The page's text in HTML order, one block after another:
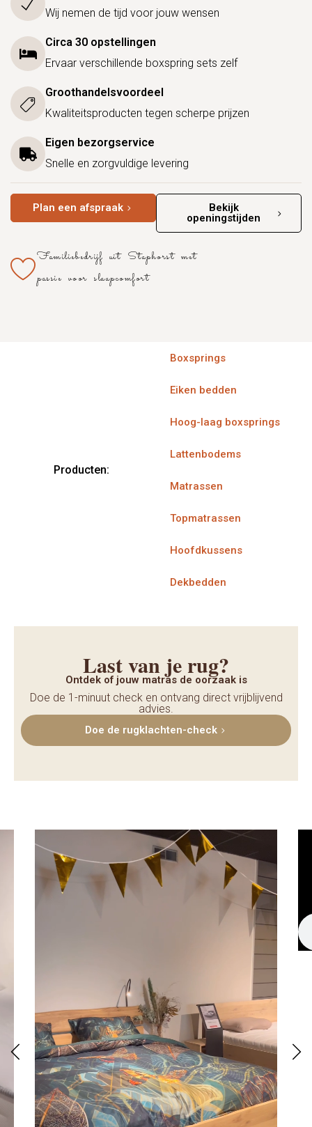
Wij nemen de tijd voor jouw wensen
Circa 30 opstellingen
Ervaar verschillende boxspring sets zelf
Groothandelsvoordeel
Kwaliteitsproducten tegen scherpe prijzen
Eigen bezorgservice
Snelle en zorgvuldige levering
Plan een afspraak
Bekijk
openingstijden
Familiebedrijf uit Staphorst met
passie voor slaapcomfort
Producten:
Boxsprings
Eiken bedden
Hoog-laag boxsprings
Lattenbodems
Matrassen
Topmatrassen
Hoofdkussens
Dekbedden
Last van je rug?
Ontdek of jouw matras de oorzaak is
Doe de 1-minuut check en ontvang direct vrijblijvend
advies.
Doe de rugklachten-check